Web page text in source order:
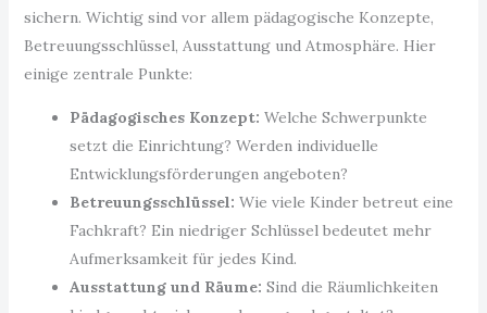
sichern. Wichtig sind vor allem pädagogische Konzepte,
Betreuungsschlüssel, Ausstattung und Atmosphäre. Hier
einige zentrale Punkte:
Pädagogisches Konzept: Welche Schwerpunkte
setzt die Einrichtung? Werden individuelle
Entwicklungsförderungen angeboten?
Betreuungsschlüssel: Wie viele Kinder betreut eine
Fachkraft? Ein niedriger Schlüssel bedeutet mehr
Aufmerksamkeit für jedes Kind.
Ausstattung und Räume: Sind die Räumlichkeiten